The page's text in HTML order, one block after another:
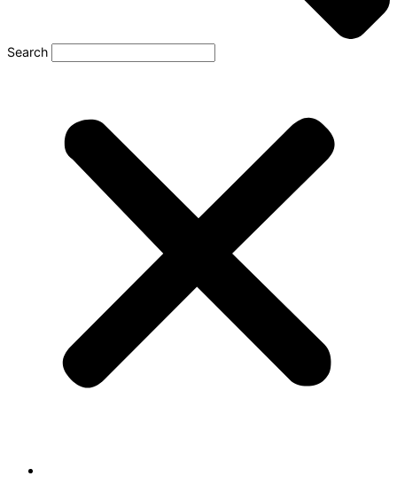
Search